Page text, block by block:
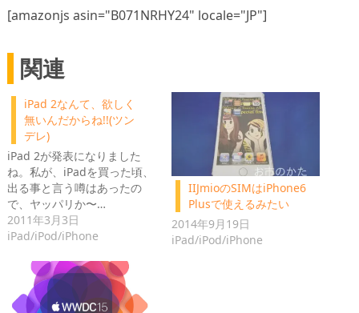
[amazonjs asin="B071NRHY24" locale="JP"]
関連
iPad 2なんて、欲しく
無いんだからね!!(ツン
デレ)
iPad 2が発表になりました
ね。私が、iPadを買った頃、
出る事と言う噂はあったの
で、ヤッパリか〜…
2011年3月3日
iPad/iPod/iPhone
IIJmioのSIMはiPhone6
Plusで使えるみたい
2014年9月19日
iPad/iPod/iPhone